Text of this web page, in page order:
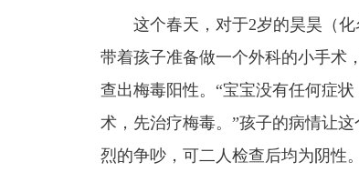
这个春天，对于2岁的昊昊（
带着孩子准备做一个外科的小手术
查出梅毒阳性。 “宝宝没有任何症
术，先治疗梅毒。”孩子的病情让
烈的争吵，可二人检查后均为阴性。